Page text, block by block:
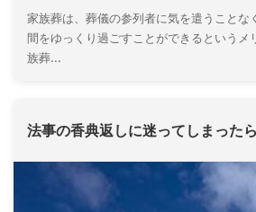
家族葬は、葬儀の参列者に気を遣うことな
間をゆっくり過ごすことができるというメ
族葬...
法事の香典返しに迷ってしまったら